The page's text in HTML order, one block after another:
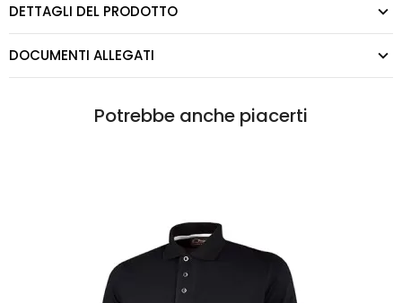
DETTAGLI DEL PRODOTTO
DOCUMENTI ALLEGATI
Potrebbe anche piacerti